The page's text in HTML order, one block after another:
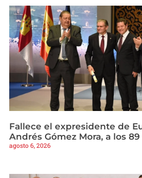
Fallece el expresidente de
Andrés Gómez Mora, a los
agosto 6, 2026